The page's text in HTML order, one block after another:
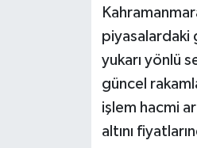
piyasalardaki
yukarı yönlü
güncel
işlem hacmi
altını